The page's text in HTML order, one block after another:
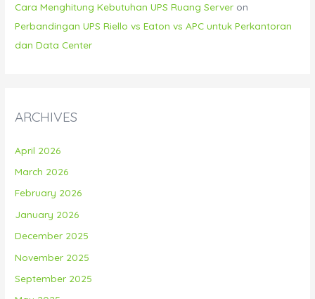
Cara Menghitung Kebutuhan UPS Ruang Server on
Perbandingan UPS Riello vs Eaton vs APC untuk Perkantoran
dan Data Center
ARCHIVES
April 2026
March 2026
February 2026
January 2026
December 2025
November 2025
September 2025